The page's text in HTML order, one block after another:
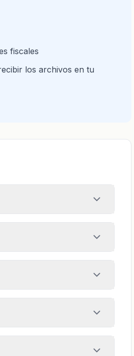
fiscales
los archivos en tu